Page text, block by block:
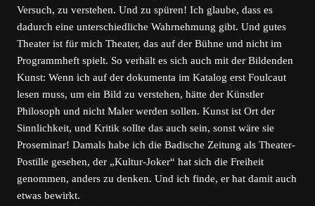
Versuch, zu verstehen. Und zu spüren! Ich glaube, dass es
dadurch eine unterschiedliche Wahrnehmung gibt. Und gutes
Theater ist für mich Theater, das auf der Bühne und nicht im
Programmheft spielt. So verhält es sich auch mit der Bildenden
Kunst: Wenn ich auf der dokumenta im Katalog erst Foulcaut
lesen muss, um ein Bild zu verstehen, hätte der Künstler
Philosoph und nicht Maler werden sollen. Kunst ist Ort der
Sinnlichkeit, und Kritik sollte das auch sein, sonst wäre sie
Proseminar! Damals habe ich die Badische Zeitung als Theater-
Postille gesehen, der „Kultur-Joker“ hat sich die Freiheit
genommen, anders zu denken. Und ich finde, er hat damit auch
etwas bewirkt.